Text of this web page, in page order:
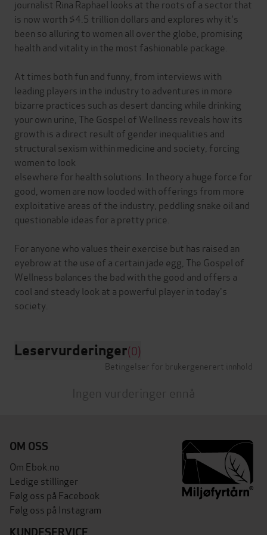
journalist Rina Raphael looks at the roots of a sector that
is now worth $4.5 trillion dollars and explores why it's
been so alluring to women all over the globe, promising
health and vitality in the most fashionable package.
At times both fun and funny, from interviews with
leading players in the industry to adventures in more
bizarre practices such as desert dancing while drinking
your own urine, The Gospel of Wellness reveals how its
growth is a direct result of gender inequalities and
structural sexism within medicine and society, forcing
women to look
elsewhere for health solutions. In theory a huge force for
good, women are now looded with offerings from more
exploitative areas of the industry, peddling snake oil and
questionable ideas for a pretty price.
For anyone who values their exercise but has raised an
eyebrow at the use of a certain jade egg, The Gospel of
Wellness balances the bad with the good and offers a
cool and steady look at a powerful player in today's
Leservurderinger(0)
Betingelser for brukergenerert innhold
Ingen vurderinger ennå
OM OSS
Om Ebok.no
Ledige stillinger
Følg oss på Facebook
Følg oss på Instagram